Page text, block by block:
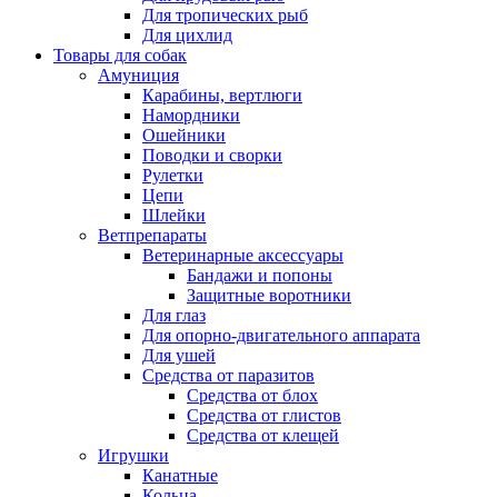
Для тропических рыб
Для цихлид
Товары для собак
Амуниция
Карабины, вертлюги
Намордники
Ошейники
Поводки и сворки
Рулетки
Цепи
Шлейки
Ветпрепараты
Ветеринарные аксессуары
Бандажи и попоны
Защитные воротники
Для глаз
Для опорно-двигательного аппарата
Для ушей
Средства от паразитов
Средства от блох
Средства от глистов
Средства от клещей
Игрушки
Канатные